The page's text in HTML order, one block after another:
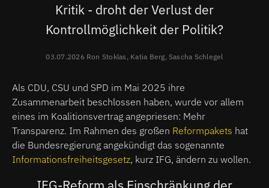
Kritik - droht der Verlust der
Kontrollmöglichkeit der Politik?
03.07.2026 Ron Stoklas, Katia Berg, Sascha Schlegel
Als CDU, CSU und SPD im Mai 2025 ihre
Zusammenarbeit beschlossen haben, wurde vor allem
eines im Koalitionsvertrag angepriesen: Mehr
Transparenz. Im Rahmen des großen Reformpakets hat
die Bundesregierung angekündigt das sogenannte
Informationsfreiheitsgesetz, kurz IFG, ändern zu wollen.